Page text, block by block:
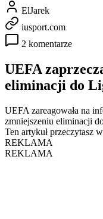
ElJarek
iusport.com
2 komentarze
UEFA
eliminacji do
UEFA zareagowała na
zmniejszeniu eliminacji
Ten artykuł przeczytasz w
REKLAMA
REKLAMA